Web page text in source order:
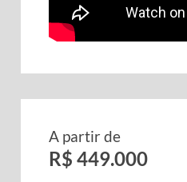
A partir de
R$ 449.000